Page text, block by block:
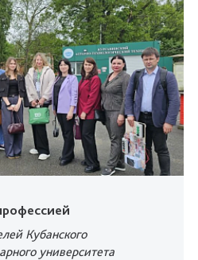
Кубанского
университета